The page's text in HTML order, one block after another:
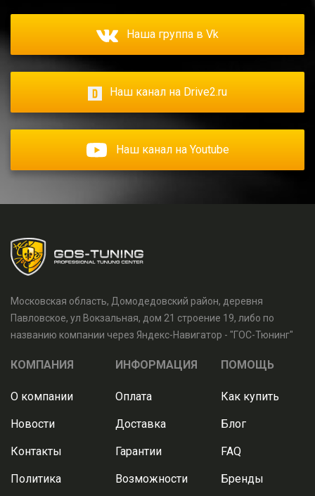
Наша группа в Vk
Наш канал на Drive2.ru
Наш канал на Youtube
Московская область, Домодедовский район, деревня
Павловское, ул Вокзальная, дом 21 строение 19, либо по
названию компании через Яндекс-Навигатор - "ГОС-Тюнинг"
КОМПАНИЯ
О компании
Новости
Контакты
Политика
ИНФОРМАЦИЯ
Оплата
Доставка
Гарантии
Возможности
ПОМОЩЬ
Как купить
Блог
FAQ
Бренды